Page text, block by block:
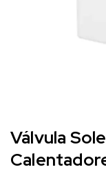
Válvula